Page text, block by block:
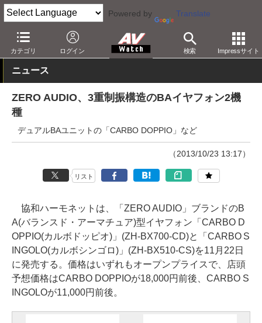
Powered by Translate
カテゴリ ログイン 検索 Impressサイト
AV Watch 製品 ヘッドフォン
ニュース
ZERO AUDIO、3重制振構造のBAイヤフォン2機
種
デュアルBAユニットの「CARBO DOPPIO」など
（2013/10/23 13:17）
リスト
協和ハーモネットは、「ZERO AUDIO」ブランドのB
A(バランスド・アーマチュア)型イヤフォン「CARBO D
OPPIO(カルボドッピオ)」(ZH-BX700-CD)と「CARBO S
INGOLO(カルボシンゴロ)」(ZH-BX510-CS)を11月22日
に発売する。価格はいずれもオープンプライスで、店頭
予想価格はCARBO DOPPIOが18,000円前後、CARBO S
INGOLOが11,000円前後。